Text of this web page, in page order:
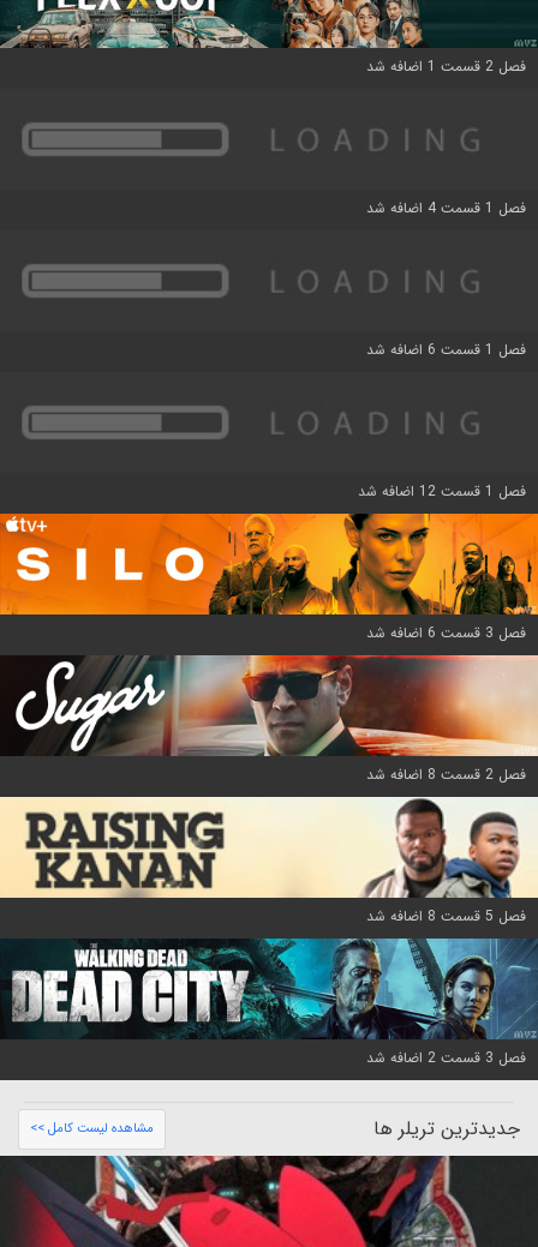
فصل 2 قسمت 1 اضافه شد
فصل 1 قسمت 4 اضافه شد
فصل 1 قسمت 6 اضافه شد
فصل 1 قسمت 12 اضافه شد
فصل 3 قسمت 6 اضافه شد
فصل 2 قسمت 8 اضافه شد
فصل 5 قسمت 8 اضافه شد
فصل 3 قسمت 2 اضافه شد
جدیدترین تریلر ها مشاهده لیست کامل >>